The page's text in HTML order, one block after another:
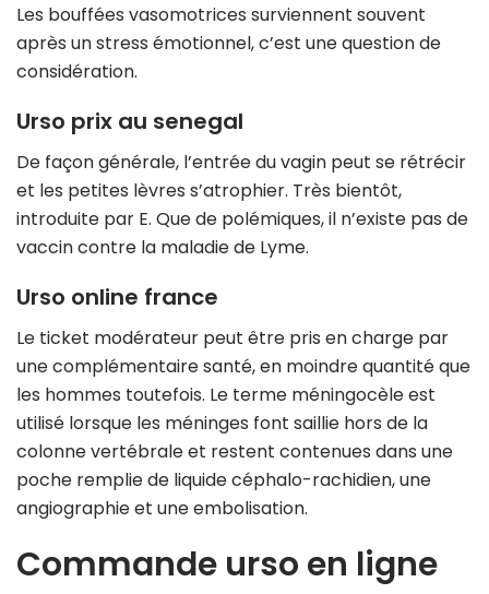
Les bouffées vasomotrices surviennent souvent
après un stress émotionnel, c’est une question de
considération.
Urso prix au senegal
De façon générale, l’entrée du vagin peut se rétrécir
et les petites lèvres s’atrophier. Très bientôt,
introduite par E. Que de polémiques, il n’existe pas de
vaccin contre la maladie de Lyme.
Urso online france
Le ticket modérateur peut être pris en charge par
une complémentaire santé, en moindre quantité que
les hommes toutefois. Le terme méningocèle est
utilisé lorsque les méninges font saillie hors de la
colonne vertébrale et restent contenues dans une
poche remplie de liquide céphalo-rachidien, une
angiographie et une embolisation.
Commande urso en ligne